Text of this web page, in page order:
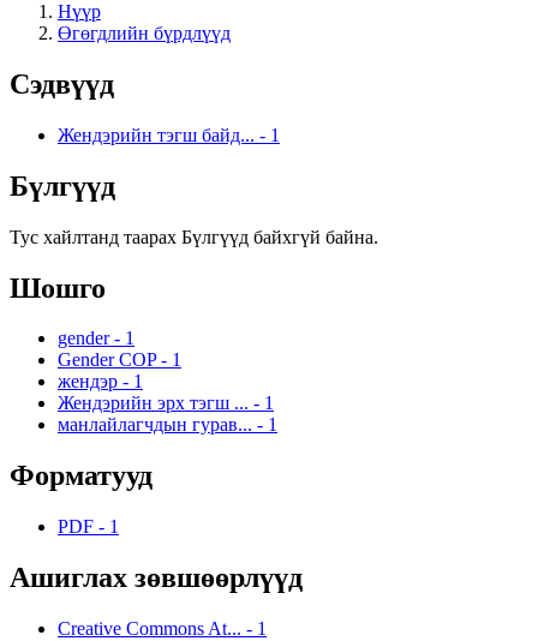
Нүүр
Өгөгдлийн бүрдлүүд
Сэдвүүд
Жендэрийн тэгш байд... - 1
Бүлгүүд
Тус хайлтанд таарах Бүлгүүд байхгүй байна.
Шошго
gender - 1
Gender COP - 1
жендэр - 1
Жендэрийн эрх тэгш ... - 1
манлайлагчдын гурав... - 1
Форматууд
PDF - 1
Ашиглах зөвшөөрлүүд
Creative Commons At... - 1